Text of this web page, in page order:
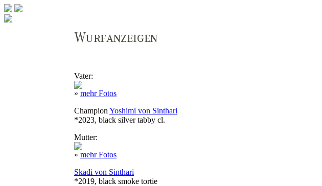
Vater:
» mehr Fotos
Champion Yoshimi von Sinthari
*2023, black silver tabby cl.
Mutter:
» mehr Fotos
Skadi von Sinthari
*2019, black smoke tortie